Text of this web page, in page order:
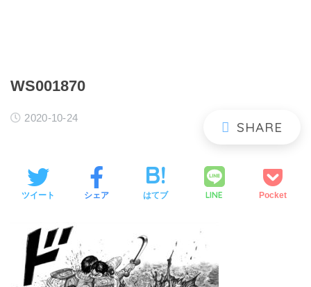
WS001870
2020-10-24
ツイート シェア はてブ LINE Pocket